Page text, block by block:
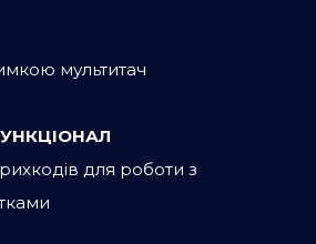
мультитач
для роботи з